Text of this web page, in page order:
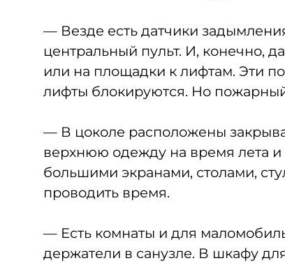
— Везде есть датчики
центральный пульт. И, конечно,
или на площадки к лифтам. Эти
лифты блокируются. Но
— В цоколе расположены
верхнюю одежду на время лета и
большими экранами, столами,
проводить время.
— Есть комнаты и для
держатели в санузле. В шкафу